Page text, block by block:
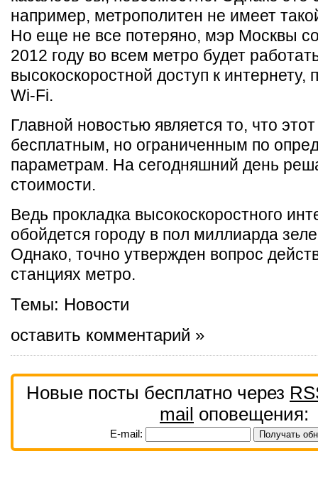
например, метрополитен не имеет
Но еще не все потеряно, мэр Москвы
2012 году во всем метро будет
высокоскоростной доступ к интернету,
Wi-Fi.
Главной новостью является то, что
бесплатным, но ограниченным по
параметрам. На сегодняшний день
стоимости.
Ведь прокладка высокоскоростного
обойдется городу в пол миллиарда
Однако, точно утвержден вопрос
станциях метро.
Темы: Новости
оставить комментарий »
Новые посты бесплатно через
mail оповещения:
E-mail: